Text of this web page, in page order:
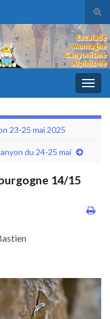
23-25 mai 2025
du 24-25 mai
14/15